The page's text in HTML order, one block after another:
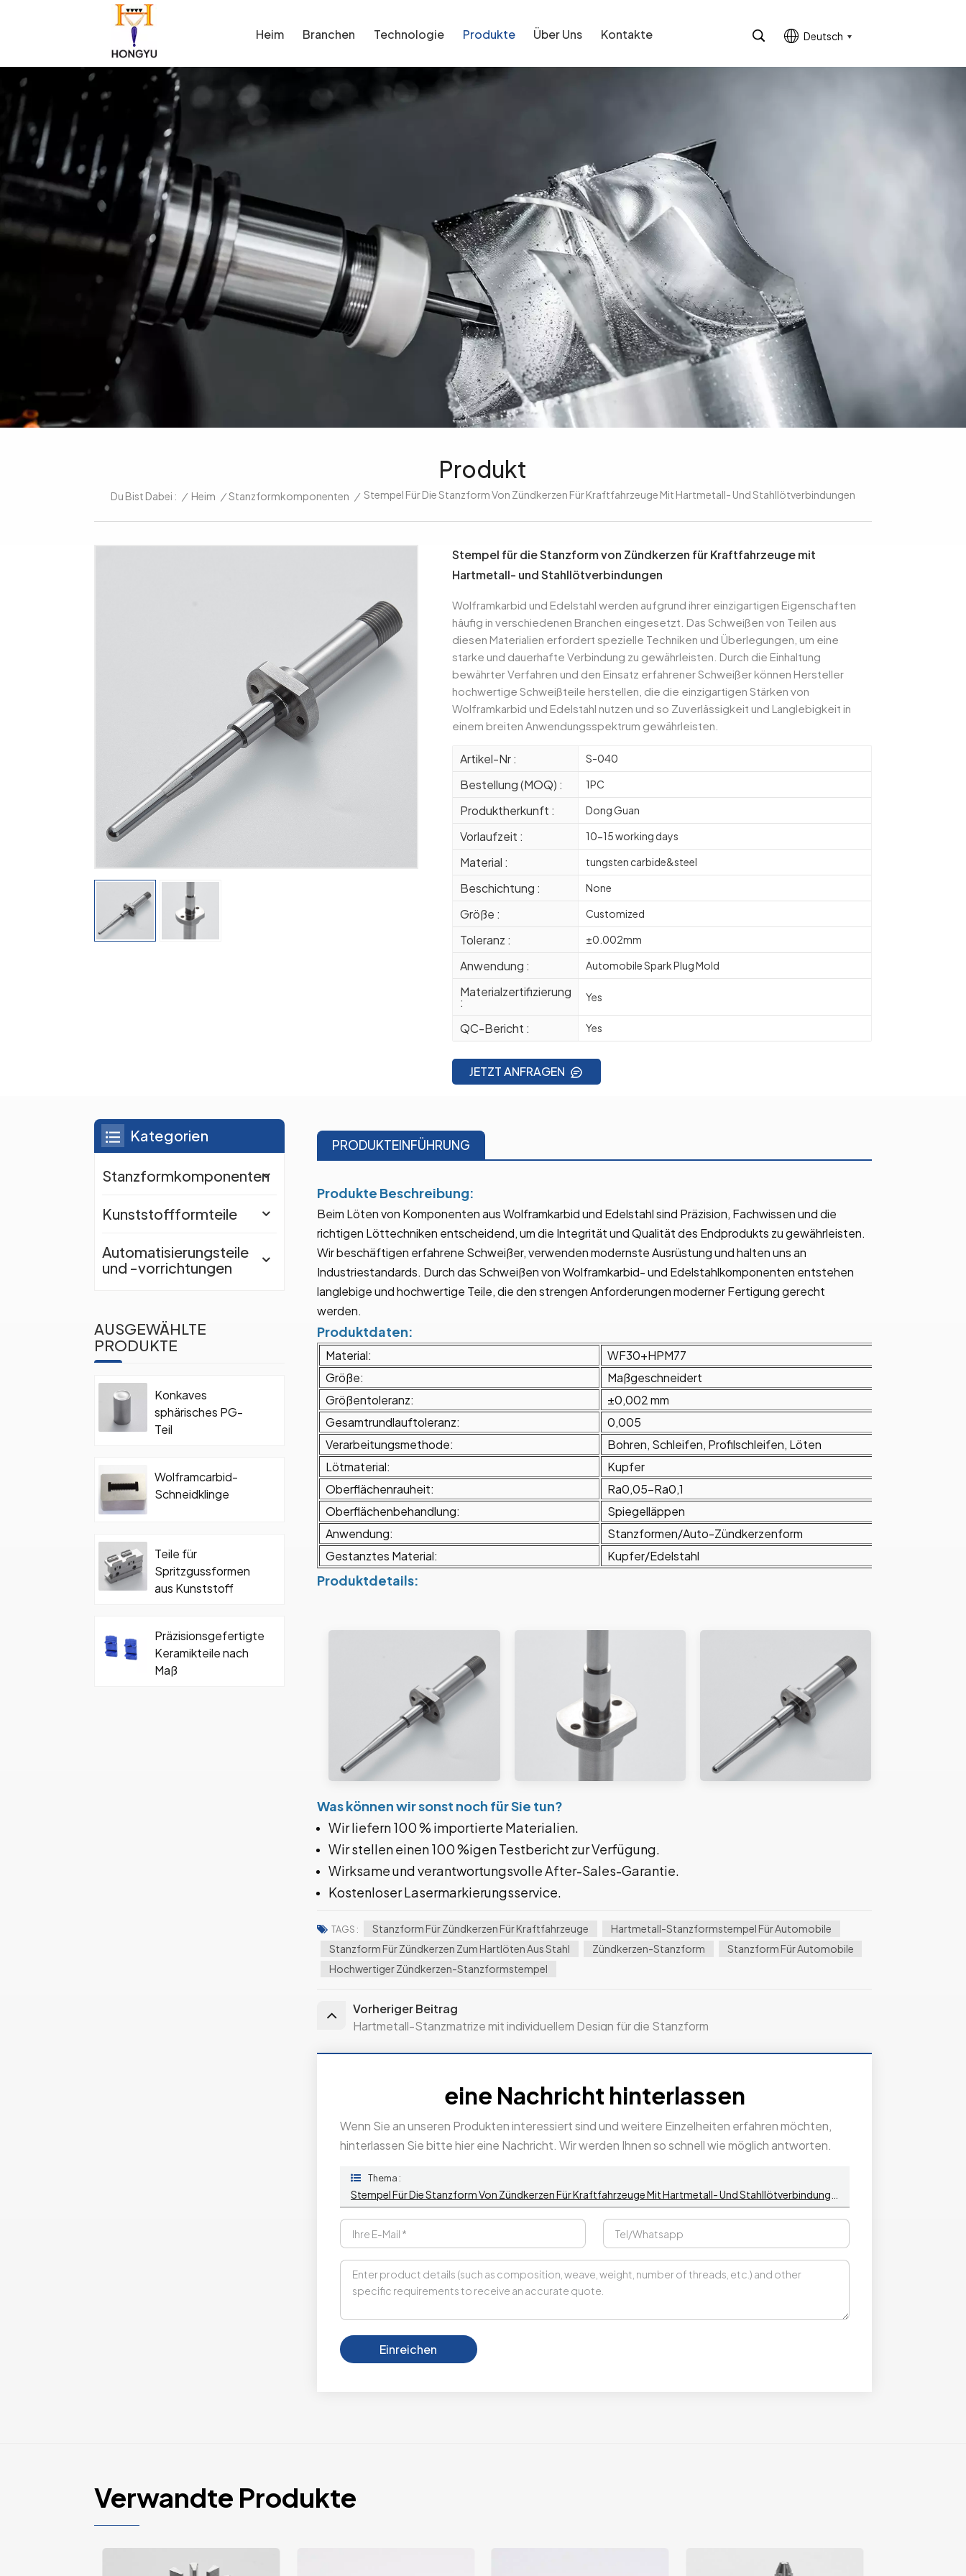
Heim Branchen Technologie Produkte Über Uns Kontakte Deutsch
Produkt
Du Bist Dabei : / Heim / Stanzformkomponenten / Stempel Für Die Stanzform Von Zündkerzen Für Kraftfahrzeuge Mit Hartmetall- Und Stahllötverbindungen
Stempel für die Stanzform von Zündkerzen für Kraftfahrzeuge mit
Hartmetall- und Stahllötverbindungen
Wolframkarbid und Edelstahl werden aufgrund ihrer einzigartigen Eigenschaften
häufig in verschiedenen Branchen eingesetzt. Das Schweißen von Teilen aus
diesen Materialien erfordert spezielle Techniken und Überlegungen, um eine
starke und dauerhafte Verbindung zu gewährleisten. Durch die Einhaltung
bewährter Verfahren und den Einsatz erfahrener Schweißer können Hersteller
hochwertige Schweißteile herstellen, die die einzigartigen Stärken von
Wolframkarbid und Edelstahl nutzen und so Zuverlässigkeit und Langlebigkeit in
einem breiten Anwendungsspektrum gewährleisten.
Artikel-Nr : S-040
Bestellung (MOQ) : 1PC
Produktherkunft : Dong Guan
Vorlaufzeit : 10-15 working days
Material : tungsten carbide&steel
Beschichtung : None
Größe : Customized
Toleranz : ±0.002mm
Anwendung : Automobile Spark Plug Mold
Materialzertifizierung
: Yes
QC-Bericht : Yes
JETZT ANFRAGEN
PRODUKTEINFÜHRUNG
Produkte Beschreibung:
Beim Löten von Komponenten aus Wolframkarbid und Edelstahl sind Präzision, Fachwissen und die
richtigen Löttechniken entscheidend, um die Integrität und Qualität des Endprodukts zu gewährleisten.
Wir beschäftigen erfahrene Schweißer, verwenden modernste Ausrüstung und halten uns an
Industriestandards. Durch das Schweißen von Wolframkarbid- und Edelstahlkomponenten entstehen
langlebige und hochwertige Teile, die den strengen Anforderungen moderner Fertigung gerecht
werden.
Produktdaten:
Material:
WF30+HPM77
Größe:
Maßgeschneidert
Größentoleranz:
±0,002 mm
Gesamtrundlauftoleranz:
0,005
Verarbeitungsmethode:
Bohren, Schleifen, Profilschleifen, Löten
Lötmaterial:
Kupfer
Oberflächenrauheit:
Ra0,05-Ra0,1
Oberflächenbehandlung:
Spiegelläppen
Anwendung:
Stanzformen/Auto-Zündkerzenform
Gestanztes Material:
Kupfer/Edelstahl
Produktdetails:
Was können wir sonst noch für Sie tun?
Wir liefern 100 % importierte Materialien.
Wir stellen einen 100 %igen Testbericht zur Verfügung.
Wirksame und verantwortungsvolle After-Sales-Garantie.
Kostenloser Lasermarkierungsservice.
TAGS : Stanzform Für Zündkerzen Für Kraftfahrzeuge
Hartmetall-Stanzformstempel Für Automobile
Stanzform Für Zündkerzen Zum Hartlöten Aus Stahl
Zündkerzen-Stanzform
Stanzform Für Automobile
Hochwertiger Zündkerzen-Stanzformstempel
Vorheriger Beitrag
Hartmetall-Stanzmatrize mit individuellem Design für die Stanzform
eine Nachricht hinterlassen
Wenn Sie an unseren Produkten interessiert sind und weitere Einzelheiten erfahren möchten,
hinterlassen Sie bitte hier eine Nachricht. Wir werden Ihnen so schnell wie möglich antworten.
Thema :
Einreichen
Kategorien
Stanzformkomponenten
Kunststoffformteile
Automatisierungsteile
und -vorrichtungen
AUSGEWÄHLTE
PRODUKTE
Konkaves
sphärisches PG-
Teil
Wolframcarbid-
Schneidklinge
Teile für
Spritzgussformen
aus Kunststoff
Präzisionsgefertigte
Keramikteile nach
Maß
Verwandte Produkte